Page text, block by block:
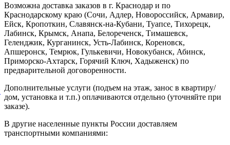
Возможна доставка заказов в г. Краснодар и по
Краснодарскому краю (Сочи, Адлер, Новороссийск, Армавир,
Ейск, Кропоткин, Славянск-на-Кубани, Туапсе, Тихорецк,
Лабинск, Крымск, Анапа, Белореченск, Тимашевск,
Геленджик, Курганинск, Усть-Лабинск, Кореновск,
Апшеронск, Темрюк, Гулькевичи, Новокубанск, Абинск,
Приморско-Ахтарск, Горячий Ключ, Хадыженск) по
предварительной договоренности.
Дополнительные услуги (подъем на этаж, занос в квартиру/
дом, установка и т.п.) оплачиваются отдельно (уточняйте при
заказе).
В другие населенные пункты России доставляем
транспортными компаниями: